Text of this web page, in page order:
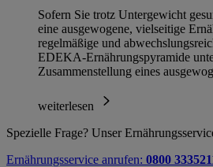
Sofern Sie trotz Untergewicht
eine ausgewogene, vielseitige
regelmäßige und
EDEKA-Ernährungspyramide
Zusammenstellung eines
weiterlesen
Spezielle Frage? Unser
Ernährungsservice anrufen: 0800